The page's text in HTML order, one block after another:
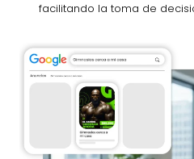
facilitando la toma de